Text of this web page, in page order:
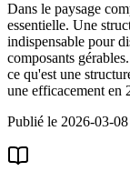
Dans le paysage
essentielle. Une
indispensable pour
composants
ce qu'est une
une efficacement en
Publié le 2026-03-08